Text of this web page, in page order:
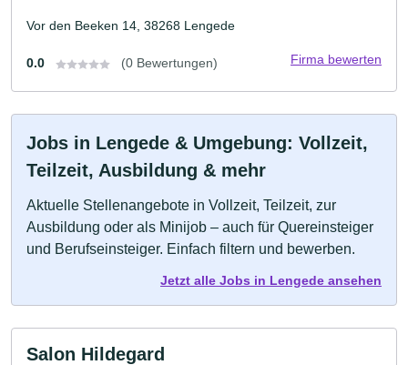
Vor den Beeken 14, 38268 Lengede
0.0 (0 Bewertungen) Firma bewerten
Jobs in Lengede & Umgebung: Vollzeit,
Teilzeit, Ausbildung & mehr
Aktuelle Stellenangebote in Vollzeit, Teilzeit, zur
Ausbildung oder als Minijob – auch für Quereinsteiger
und Berufseinsteiger. Einfach filtern und bewerben.
Jetzt alle Jobs in Lengede ansehen
Salon Hildegard